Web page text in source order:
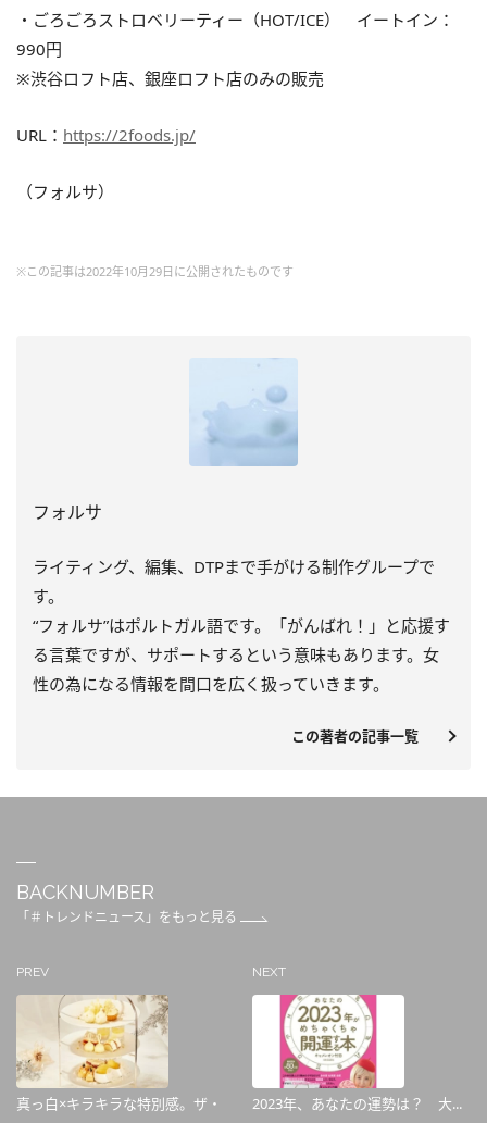
・ごろごろストロベリーティー（HOT/ICE） イートイン：
990円
※渋谷ロフト店、銀座ロフト店のみの販売
URL： https://2foods.jp/
（フォルサ）
※この記事は2022年10月29日に公開されたものです
フォルサ
ライティング、編集、DTPまで手がける制作グループで
す。
“フォルサ”はポルトガル語です。「がんばれ！」と応援す
る言葉ですが、サポートするという意味もあります。女
性の為になる情報を間口を広く扱っていきます。
この著者の記事一覧
BACKNUMBER
「＃トレンドニュース」をもっと見る
PREV
真っ白×キラキラな特別感。ザ・
NEXT
2023年、あなたの運勢は？ 大...